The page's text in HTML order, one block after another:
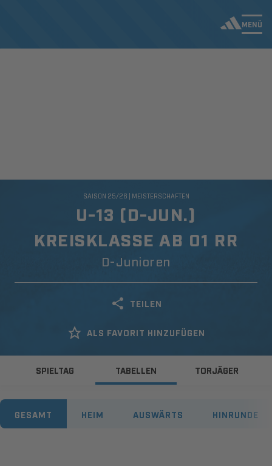
MENÜ
U-13 (D-JUN.)
KREISKLASSE AB 01 RR
D-Junioren
SAISON 25/26 | MEISTERSCHAFTEN
TEILEN
ALS FAVORIT HINZUFÜGEN
SPIELTAG TABELLEN TORJÄGER
GESAMT HEIM AUSWÄRTS HINRUNDE